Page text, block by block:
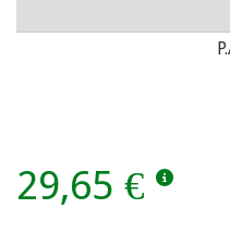
29,65 €